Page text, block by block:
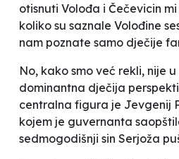
otisnuti Volođa i Čečevicin
koliko su saznale Volođine
nam poznate samo dječije
No, kako smo već rekli, nije
dominantna dječija
centralna figura je Jevgenij
kojem je guvernanta
sedmogodišnji sin Serjoža